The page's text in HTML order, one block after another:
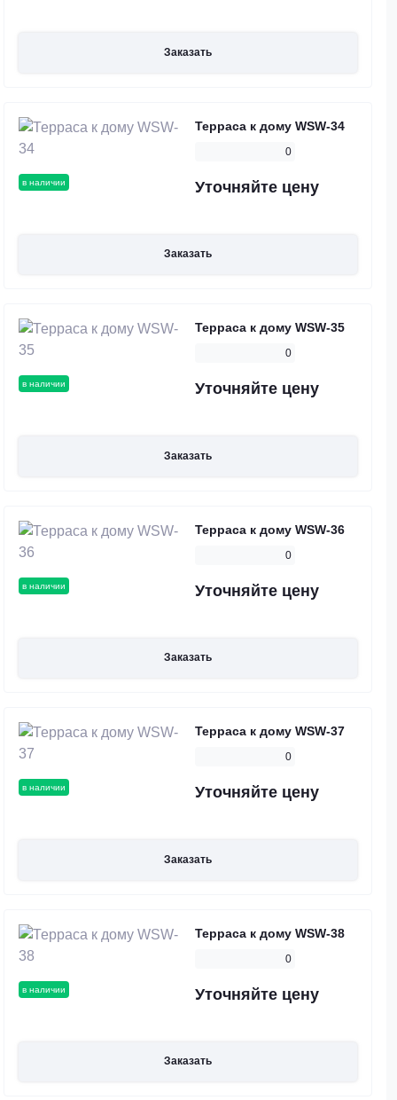
Заказать
в наличии
Терраса к дому WSW-34
0
Уточняйте цену
Заказать
в наличии
Терраса к дому WSW-35
0
Уточняйте цену
Заказать
в наличии
Терраса к дому WSW-36
0
Уточняйте цену
Заказать
в наличии
Терраса к дому WSW-37
0
Уточняйте цену
Заказать
в наличии
Терраса к дому WSW-38
0
Уточняйте цену
Заказать